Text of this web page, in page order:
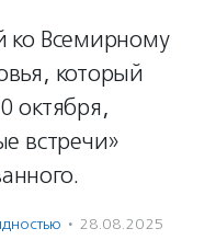
ко Всемирному
который
октября,
встречи»
· 28.08.2025